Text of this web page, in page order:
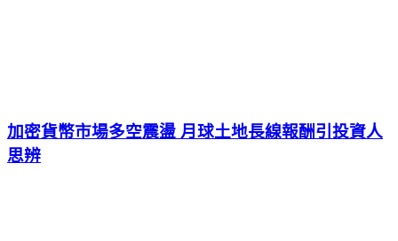
加密貨幣市場多空震盪 月球土地長線報酬引投資人
思辨